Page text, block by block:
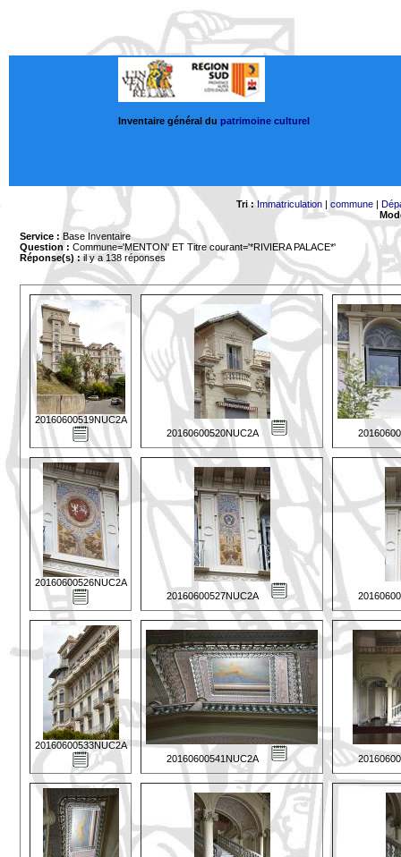
Inventaire général du patrimoine culturel
Tri : Immatriculation |commune |
Service : Base Inventaire
Question : Commune='MENTON' ET Titre courant='*RIVIERA PALACE*'
Réponse(s) :il y a 138 réponses
20160600519NUC2A
20160600520NUC2A
20160600526NUC2A
20160600527NUC2A
20160600533NUC2A
20160600541NUC2A